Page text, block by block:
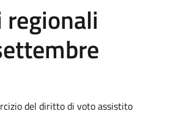
regionali
del diritto di voto assistito